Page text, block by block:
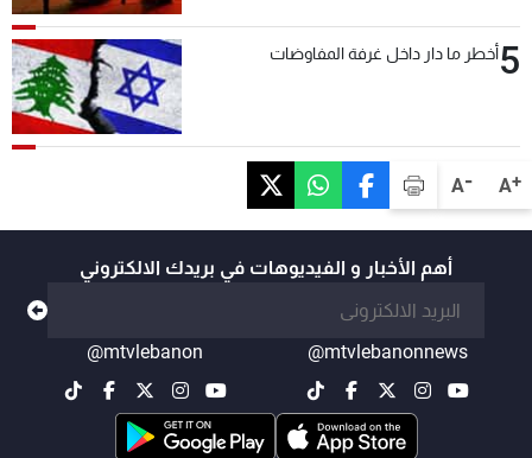
A+
A-
5أخطر ما دار داخل غرفة المفاوضات
أهم الأخبار و الفيديوهات في بريدك الالكتروني
@mtvlebanonnews
@mtvlebanon